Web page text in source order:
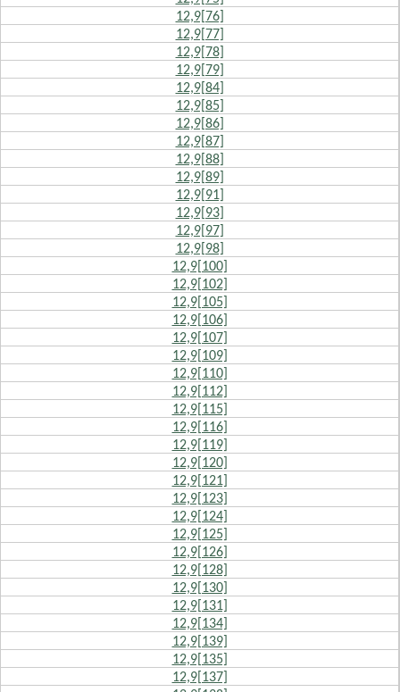
12,9[76]
12,9[77]
12,9[78]
12,9[79]
12,9[84]
12,9[85]
12,9[86]
12,9[87]
12,9[88]
12,9[89]
12,9[91]
12,9[93]
12,9[97]
12,9[98]
12,9[100]
12,9[102]
12,9[105]
12,9[106]
12,9[107]
12,9[109]
12,9[110]
12,9[112]
12,9[115]
12,9[116]
12,9[119]
12,9[120]
12,9[121]
12,9[123]
12,9[124]
12,9[125]
12,9[126]
12,9[128]
12,9[130]
12,9[131]
12,9[134]
12,9[139]
12,9[135]
12,9[137]